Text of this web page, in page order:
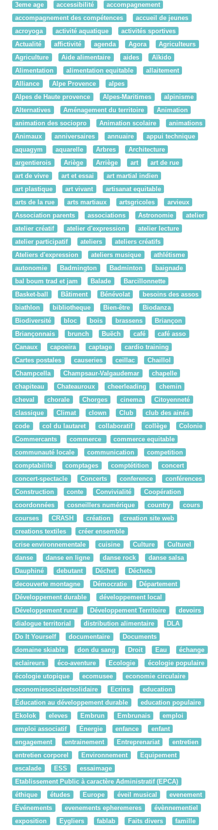
3eme age
accessibilité
accompagnement
accompagnement des compétences
accueil de jeunes
acroyoga
activité aquatique
activités sportives
Actualité
affictivité agenda Agora
Agriculteurs
Agriculture
Aide alimentaire aides
Aïkido
Alimentation
alimentation equitable
allaitement
Alliance
Alpe Provence
alpes
Alpes de Haute provence
Alpes-Maritimes
alpinisme
Alternatives
Aménagement du territoire
Animation
animation des sociopro
Animation scolaire
animations
Animaux
anniversaires annuaire
appui technique
aquagym
aquarelle Arbres
Architecture
argentierois
Ariège Arriège art
art de rue
art de vivre
art et essai
art martial indien
art plastique
art vivant
artisanat equitable
arts de la rue
arts martiaux artsgricoles
arvieux
Association parents
associations Astronomie
atelier
atelier créatif
atelier d'expression
atelier lecture
atelier participatif
ateliers
ateliers créatifs
Ateliers d'expression
ateliers musique
athlétisme
autonomie
Badmington Badminton
baignade
bal boum trad et jam
Balade
Barcillonnette
Basket-ball
Bâtiment Bénévolat
besoins des assos
biathlon
bibliotheque Bien-être
Biodanza
Biodiversité
bloc bois brassens
Briançon
Briançonnais
brunch Buëch café
café asso
Canaux
capoeira captage
cardio training
Cartes postales
causeries ceillac
Chaillol
Champcella
Champsaur-Valgaudemar
chapelle
chapiteau
Chateauroux cheerleading
chemin
cheval
chorale Chorges cinema
Citoyenneté
classique
Climat clown Club
club des ainés
code
col du lautaret collaboratif collège
Colonie
Commercants
commerce
commerce equitable
communauté locale
communication
competition
comptabilité
comptages comptétition
concert
concert-spectacle
Concerts conference
conférences
Construction
conte Convivialité
Coopération
coordonnées
cosneillers numérique country
cours
courses
CRASH création
creation site web
creations textiles
créer ensemble
crise environnementale
cuisine Culture
Culturel
danse
danse en ligne danse rock
danse salsa
Dauphiné
debutant Déchet
Déchets
decouverte montagne
Démocratie
Département
Développement durable
développement local
Développement rural
Développement Territoire
devoirs
dialogue territorial
distribution alimentaire
DLA
Do It Yourself
documentaire
Documents
domaine skiable
don du sang Droit Eau
échange
eclaireurs
éco-aventure Ecologie
écologie populaire
écologie utopique
ecomusee
economie circulaire
economiesocialeetsolidaire
Ecrins
education
Éducation au développement durable
education populaire
Ekolok
eleves Embrun Embrunais
emploi
emploi associatif
Énergie enfance
enfant
engagement
entrainement Entreprenariat
entretien
entretien corporel
Environnement
Equipement
escalade
ESS
essaimage
Etablissement Public à caractère Administratif (EPCA)
éthique
études Europe éveil musical
evenement
Événements
evenements epheremeres
évènnementiel
exposition
Eygliers fablab Faits divers famille